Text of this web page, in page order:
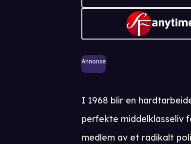
Annonse
I 1968 blir en
perfekte middelklasseliv
medlem av et radikalt